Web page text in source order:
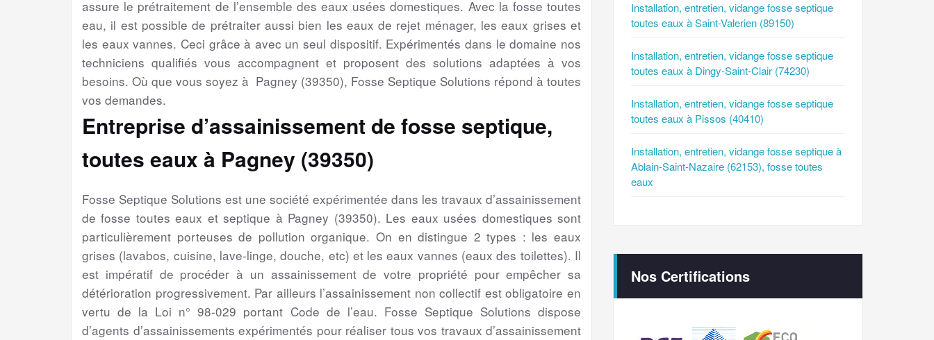
assure le prétraitement de l’ensemble des eaux usées domestiques. Avec la fosse toutes
eau, il est possible de prétraiter aussi bien les eaux de rejet ménager, les eaux grises et
les eaux vannes. Ceci grâce à avec un seul dispositif. Expérimentés dans le domaine nos
techniciens qualifiés vous accompagnent et proposent des solutions adaptées à vos
besoins. Où que vous soyez à Pagney (39350), Fosse Septique Solutions répond à toutes
vos demandes.
Entreprise d’assainissement de fosse septique,
toutes eaux à Pagney (39350)
Fosse Septique Solutions est une société expérimentée dans les travaux d’assainissement
de fosse toutes eaux et septique à Pagney (39350). Les eaux usées domestiques sont
particulièrement porteuses de pollution organique. On en distingue 2 types : les eaux
grises (lavabos, cuisine, lave-linge, douche, etc) et les eaux vannes (eaux des toilettes). Il
est impératif de procéder à un assainissement de votre propriété pour empêcher sa
détérioration progressivement. Par ailleurs l’assainissement non collectif est obligatoire en
vertu de la Loi n° 98-029 portant Code de l’eau. Fosse Septique Solutions dispose
d’agents d’assainissements expérimentés pour réaliser tous vos travaux d’assainissement
Installation, entretien, vidange fosse septique
toutes eaux à Saint-Valerien (89150)
Installation, entretien, vidange fosse septique
toutes eaux à Dingy-Saint-Clair (74230)
Installation, entretien, vidange fosse septique
toutes eaux à Pissos (40410)
Installation, entretien, vidange fosse septique à
Ablain-Saint-Nazaire (62153), fosse toutes
eaux
Nos Certifications